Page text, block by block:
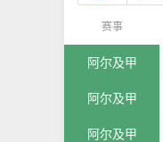
赛事
阿尔及甲
阿尔及甲
阿尔及甲